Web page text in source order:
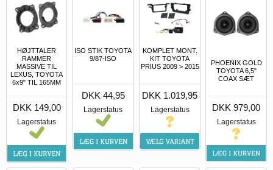
HØJTTALER
RAMMER
MASSIVE TIL
LEXUS, TOYOTA
6x9" TIL 165MM
DKK 149,00
Lagerstatus
ISO STIK TOYOTA
9/87-ISO
DKK 44,95
Lagerstatus
KOMPLET MONT.
KIT TOYOTA
PRIUS 2009 > 2015
DKK 1.019,95
Lagerstatus
PHOENIX GOLD
TOYOTA 6,5"
COAX SÆT
DKK 979,00
Lagerstatus